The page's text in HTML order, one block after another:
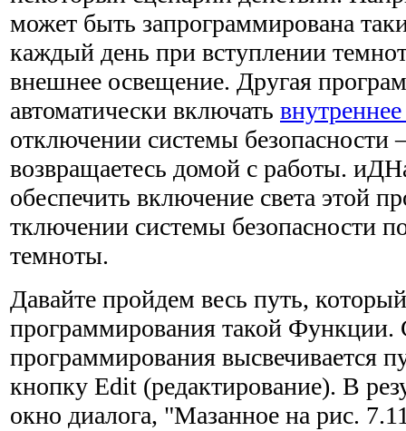
может быть запрограммирована
каждый день при вступлении
внешнее освещение. Другая
автоматически включать
отключении системы безопасности
возвращаетесь домой с работы.
обеспечить включение света этой
тключении системы безопасности
темноты.
Давайте пройдем весь путь,
программирования такой Функции.
программирования высвечивается
кнопку Edit (редактирование). В
окно диалога, "Мазанное на рис.